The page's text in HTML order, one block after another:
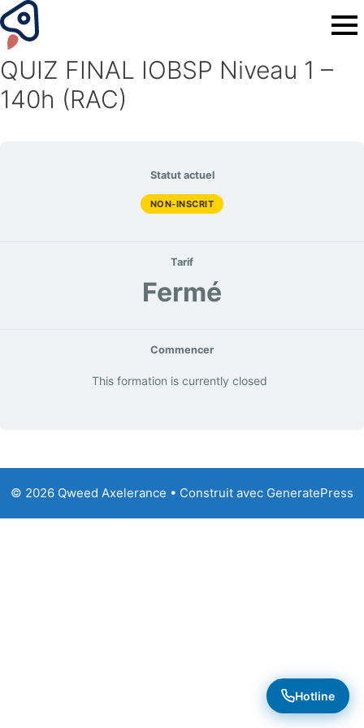
QUIZ FINAL IOBSP Niveau 1 –
140h (RAC)
Statut actuel
NON-INSCRIT
Tarif
Fermé
Commencer
This formation is currently closed
© 2026 Qweed Axelerance • Construit avec GeneratePress
Hotline